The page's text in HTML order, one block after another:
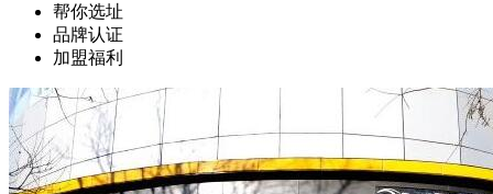
帮你选址
品牌认证
加盟福利